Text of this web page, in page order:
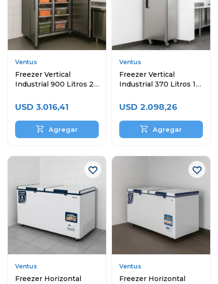
Ventus
Freezer Vertical
Industrial 900 Litros 2
USD 3.016,41
Ventus
Freezer Vertical
Industrial 370 Litros 1
USD 2.098,26
Ventus
Freezer Horizontal
Ventus
Freezer Horizontal